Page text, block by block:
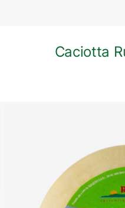
Caciotta